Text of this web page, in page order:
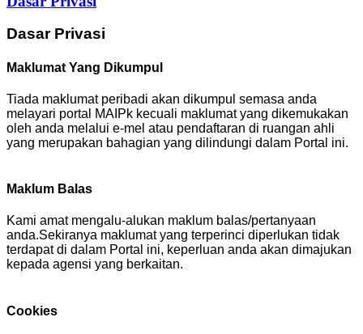
Dasar Privasi
Maklumat Yang Dikumpul
Tiada maklumat peribadi akan dikumpul semasa anda
melayari portal MAIPk kecuali maklumat yang dikemukakan
oleh anda melalui e-mel atau pendaftaran di ruangan ahli
yang merupakan bahagian yang dilindungi dalam Portal ini.
Maklum Balas
Kami amat mengalu-alukan maklum balas/pertanyaan
anda.Sekiranya maklumat yang terperinci diperlukan tidak
terdapat di dalam Portal ini, keperluan anda akan dimajukan
kepada agensi yang berkaitan.
Cookies